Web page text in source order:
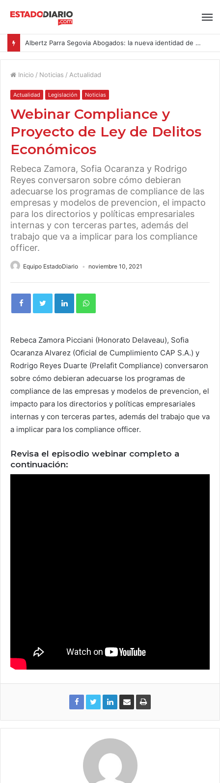
Albertz Parra Segovia Abogados: la nueva identidad de Segovia Consulting
Inicio / Noticias / Actualidad
Actualidad Legislación Noticias
Webinar Compliance y
Proyecto de Ley de Delitos
Económicos
Rebeca Zamora, Sofia Ocaranza y Rodrigo
Reyes conversaron sobre cómo debieran
adecuarse los programas de compliance de las
empresas y modelos de prevencion, el impacto
para los directorios y políticas empresariales
internas y con terceras partes, además del
trabajo que va a implicar para los compliance
officer.
Equipo EstadoDiario noviembre 10, 2021
Rebeca Zamora Picciani (Honorato Delaveau), Sofia
Ocaranza Alvarez (Oficial de Cumplimiento CAP S.A.) y
Rodrigo Reyes Duarte (Prelafit Compliance) conversaron
sobre cómo debieran adecuarse los programas de
compliance de las empresas y modelos de prevencion, el
impacto para los directorios y políticas empresariales
internas y con terceras partes, además del trabajo que va
a implicar para los compliance officer.
Revisa el episodio webinar completo a
continuación: